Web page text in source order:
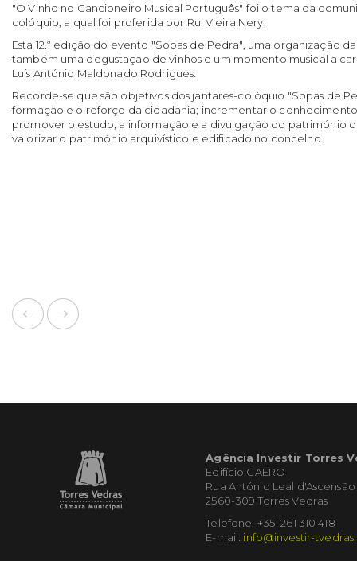
"O Vinho no Cancioneiro Musical Português" foi o tema da
colóquio, a qual foi proferida por Rui Vieira Nery.
Esta 12.ª edição do evento "Sopas de Pedra", uma organização
também uma degustação de vinhos e um momento musical a
Luís António Maldonado Rodrigues.
Recorde-se que são objetivos dos jantares-colóquio "Sopas de
formação e o reforço da cidadania; incrementar o
promover o estudo, a informação e a divulgação do património
valorizar o património arquivístico e edificado no concelho.
Agência Investir Torres
Edifício CAERO
Rua António Leal d'Ascensão
2560-309 Torres Vedras
Telefone: +351 261 310 418
E-mail: info@investir-